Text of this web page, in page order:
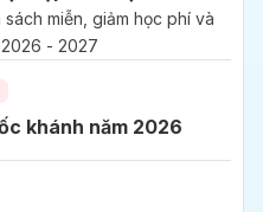
miễn, giảm học phí và
- 2027
khánh năm 2026